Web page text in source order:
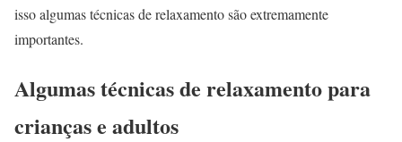
isso algumas técnicas de relaxamento são extremamente
importantes.
Algumas técnicas de relaxamento para
crianças e adultos